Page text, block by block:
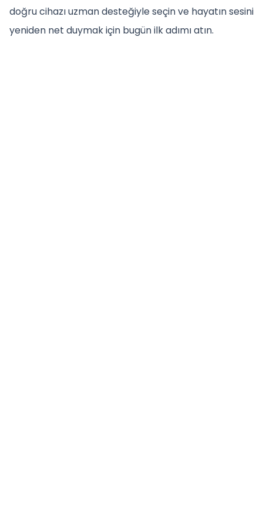
doğru cihazı uzman desteğiyle seçin ve hayatın sesini
yeniden net duymak için bugün ilk adımı atın.